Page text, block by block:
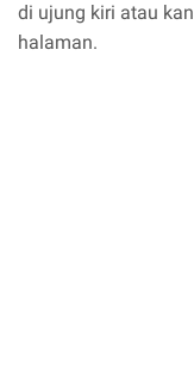
di ujung kiri atau
halaman.